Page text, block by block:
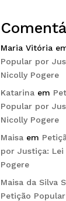
Maria Vitória
Popular por
Nicolly Pogere
Katarina em
Popular por
Nicolly Pogere
Maisa em
por Justiça: Lei
Pogere
Maisa da Silva
Petição